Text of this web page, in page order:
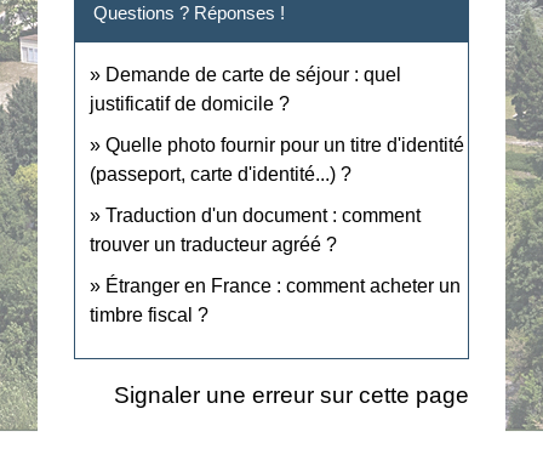
Questions ? Réponses !
Demande de carte de séjour : quel
justificatif de domicile ?
Quelle photo fournir pour un titre d'identité
(passeport, carte d'identité...) ?
Traduction d'un document : comment
trouver un traducteur agréé ?
Étranger en France : comment acheter un
timbre fiscal ?
Signaler une erreur sur cette page